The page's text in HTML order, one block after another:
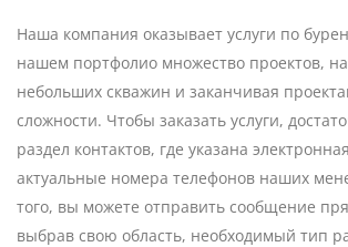
Наша компания оказывает услуги по
нашем портфолио множество проектов,
небольших скважин и заканчивая
сложности. Чтобы заказать услуги,
раздел контактов, где указана
актуальные номера телефонов наших
того, вы можете отправить сообщение
выбрав свою область, необходимый тип